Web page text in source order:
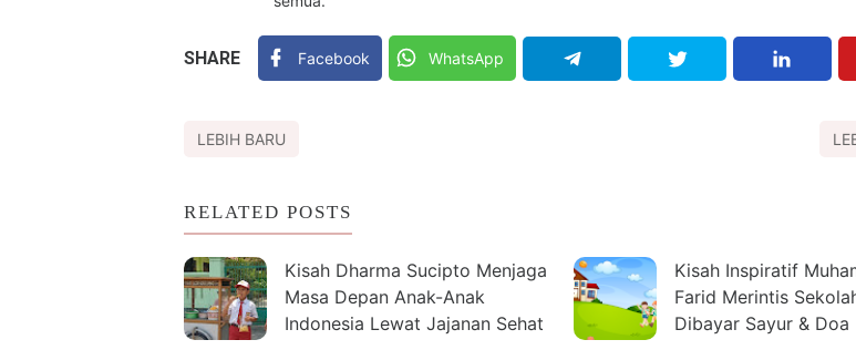
SHARE Facebook WhatsApp
LEBIH BARU
RELATED POSTS
Kisah Dharma Sucipto Menjaga
Masa Depan Anak-Anak
Indonesia Lewat Jajanan Sehat
Kisah Inspiratif
Farid Merintis
Dibayar Sayur & Doa